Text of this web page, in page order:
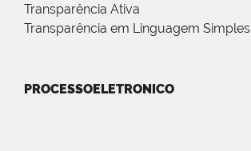
Transparência Ativa
Transparência em Linguagem Simples
PROCESSOELETRONICO